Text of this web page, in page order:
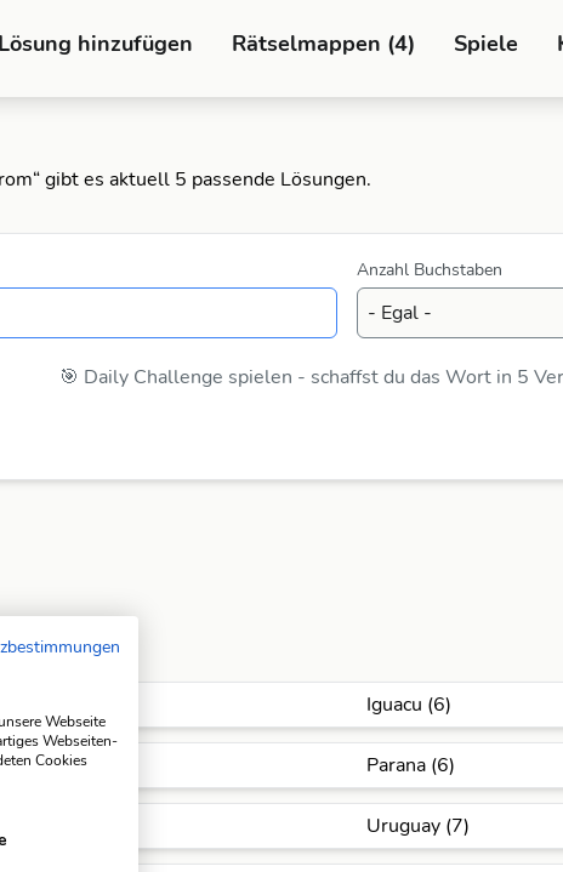
Lösung hinzufügen Rätselmappen (4) Spiele
gibt es aktuell 5 passende Lösungen.
Anzahl Buchstaben
🎯 Daily Challenge spielen - schaffst du das Wort in 5
Iguacu (6)
Parana (6)
Uruguay (7)
Webseite
Webseiten-
Cookies